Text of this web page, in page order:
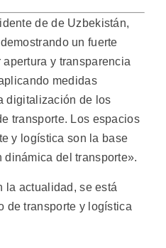
de de Uzbekistán,
un fuerte
y transparencia
medidas
digitalización de los
transporte. Los espacios
y logística son la base
del transporte».
la actualidad, se está
de transporte y logística